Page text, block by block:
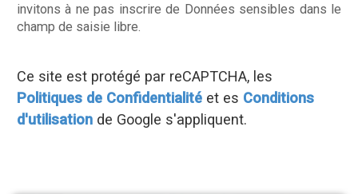
invitons à ne pas inscrire de Données sensibles dans le
champ de saisie libre.
Ce site est protégé par reCAPTCHA, les
Politiques de Confidentialité et es Conditions
d'utilisation de Google s'appliquent.